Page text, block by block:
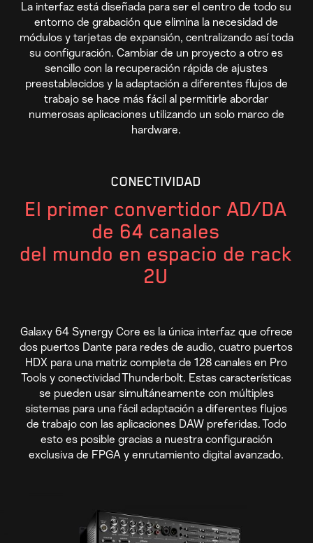
La interfaz está diseñada para ser el centro de todo su
entorno de grabación que elimina la necesidad de
módulos y tarjetas de expansión, centralizando así toda
su configuración. Cambiar de un proyecto a otro es
sencillo con la recuperación rápida de ajustes
preestablecidos y la adaptación a diferentes flujos de
trabajo se hace más fácil al permitirle abordar
numerosas aplicaciones utilizando un solo marco de
hardware.
CONECTIVIDAD
El primer convertidor AD/DA
de 64 canales
del mundo en espacio de rack
2U
Galaxy 64 Synergy Core es la única interfaz que ofrece
dos puertos Dante para redes de audio, cuatro puertos
HDX para una matriz completa de 128 canales en Pro
Tools y conectividad Thunderbolt. Estas características
se pueden usar simultáneamente con múltiples
sistemas para una fácil adaptación a diferentes flujos
de trabajo con las aplicaciones DAW preferidas. Todo
esto es posible gracias a nuestra configuración
exclusiva de FPGA y enrutamiento digital avanzado.